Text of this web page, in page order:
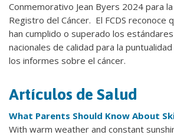
Conmemorativo Jean Byers 2024 para
Registro del Cáncer. El FCDS reconoce
han cumplido o superado los
nacionales de calidad para la
los informes sobre el cáncer.
Artículos de Salud
What Parents Should Know About
With warm weather and constant